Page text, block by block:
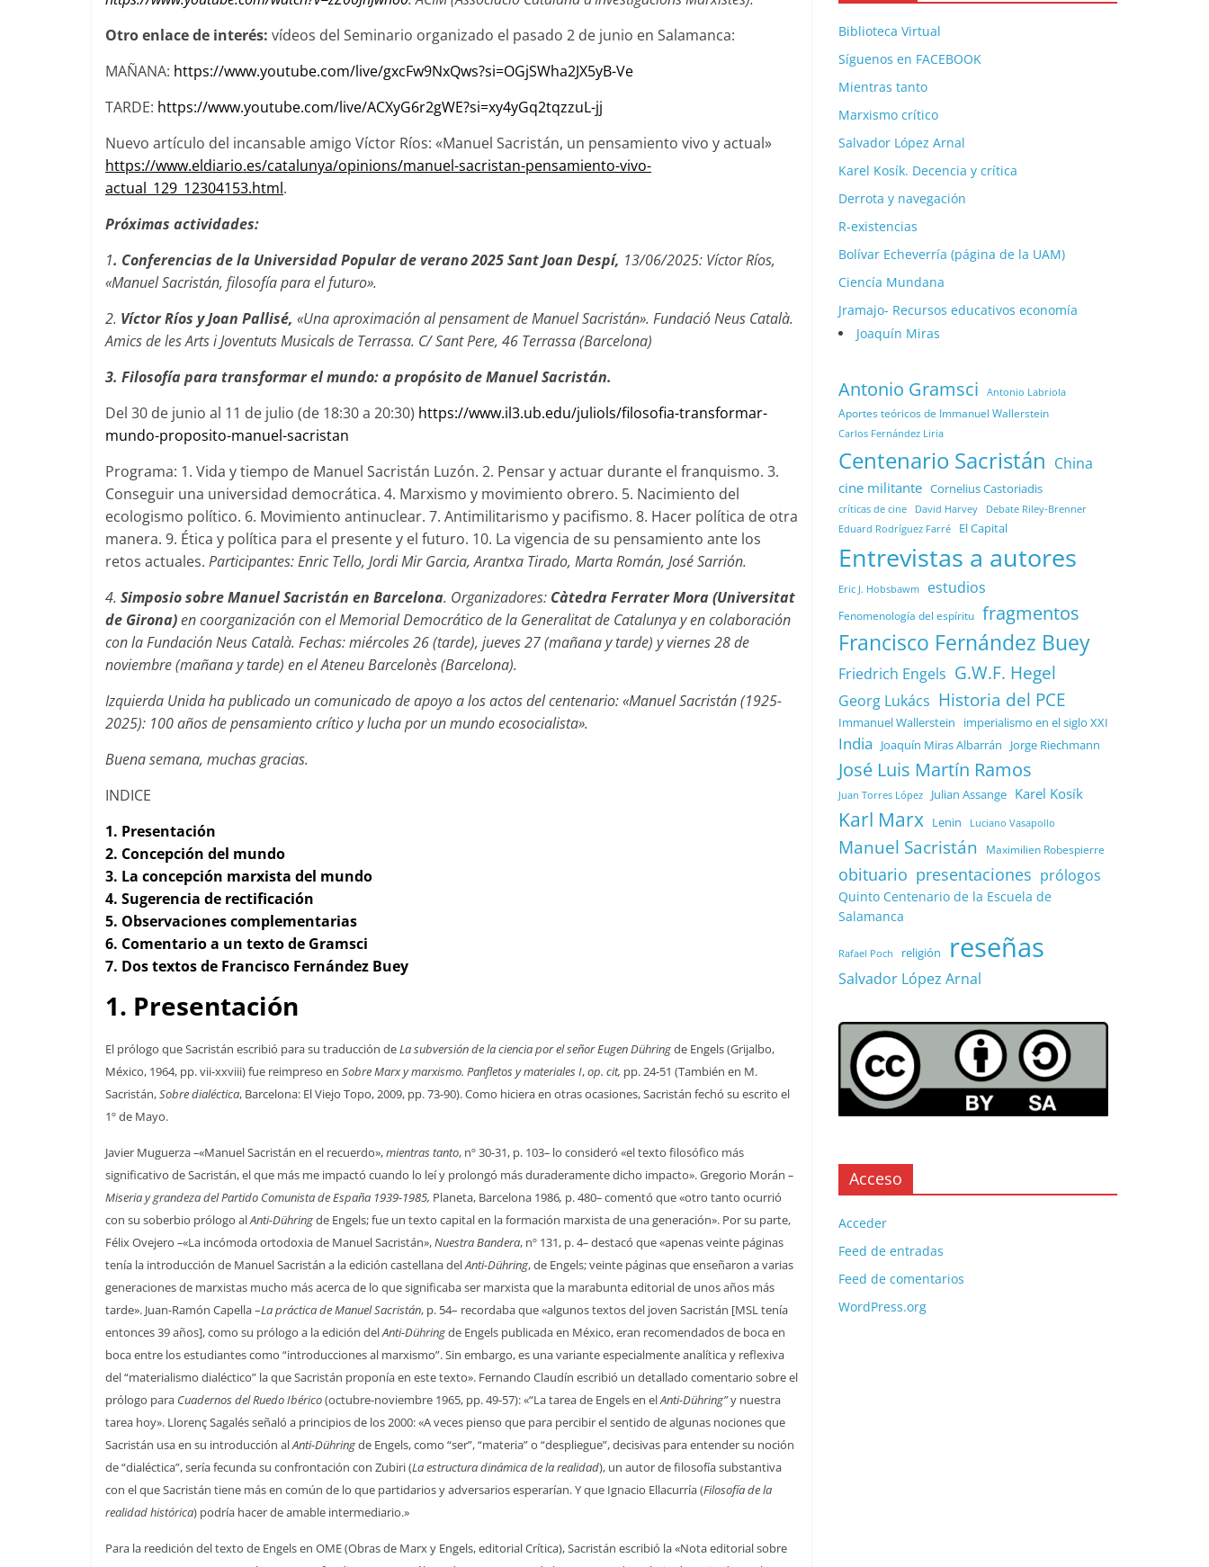
Otro enlace de interés: vídeos del Seminario organizado el pasado 2 de junio en Salamanca:
MAÑANA: https://www.youtube.com/live/gxcFw9NxQws?si=OGjSWha2JX5yB-Ve
TARDE: https://www.youtube.com/live/ACXyG6r2gWE?si=xy4yGq2tqzzuL-jj
Nuevo artículo del incansable amigo Víctor Ríos: «Manuel Sacristán, un pensamiento vivo y actual»
https://www.eldiario.es/catalunya/opinions/manuel-sacristan-pensamiento-vivo-
actual_129_12304153.html.
Próximas actividades:
1. Conferencias de la Universidad Popular de verano 2025 Sant Joan Despí, 13/06/2025: Víctor Ríos,
«Manuel Sacristán, filosofía para el futuro».
2. Víctor Ríos y Joan Pallisé, «Una aproximación al pensament de Manuel Sacristán». Fundació Neus Català.
Amics de les Arts i Joventuts Musicals de Terrassa. C/ Sant Pere, 46 Terrassa (Barcelona)
3. Filosofía para transformar el mundo: a propósito de Manuel Sacristán.
Del 30 de junio al 11 de julio (de 18:30 a 20:30) https://www.il3.ub.edu/juliols/filosofia-transformar-
mundo-proposito-manuel-sacristan
Programa: 1. Vida y tiempo de Manuel Sacristán Luzón. 2. Pensar y actuar durante el franquismo. 3.
Conseguir una universidad democrática. 4. Marxismo y movimiento obrero. 5. Nacimiento del
ecologismo político. 6. Movimiento antinuclear. 7. Antimilitarismo y pacifismo. 8. Hacer política de otra
manera. 9. Ética y política para el presente y el futuro. 10. La vigencia de su pensamiento ante los
retos actuales. Participantes: Enric Tello, Jordi Mir Garcia, Arantxa Tirado, Marta Román, José Sarrión.
4. Simposio sobre Manuel Sacristán en Barcelona. Organizadores: Càtedra Ferrater Mora (Universitat
de Girona)en coorganización con el Memorial Democrático de la Generalitat de Catalunya y en colaboración
con la Fundación Neus Català. Fechas: miércoles 26 (tarde), jueves 27 (mañana y tarde) y viernes 28 de
noviembre (mañana y tarde) en el Ateneu Barcelonès (Barcelona).
Izquierda Unida ha publicado un comunicado de apoyo a los actos del centenario: «Manuel Sacristán (1925-
2025): 100 años de pensamiento crítico y lucha por un mundo ecosocialista».
Buena semana, muchas gracias.
INDICE
1. Presentación
2. Concepción del mundo
3. La concepción marxista del mundo
4. Sugerencia de rectificación
5. Observaciones complementarias
6. Comentario a un texto de Gramsci
7. Dos textos de Francisco Fernández Buey
1. Presentación
El prólogo que Sacristán escribió para su traducción deLa subversión de la ciencia por el señor Eugen Dühringde Engels (Grijalbo,
México, 1964, pp. vii-xxviii) fue reimpreso en Sobre Marx y marxismo. Panfletos y materiales I,op. cit, pp. 24-51 (También en M.
Sacristán,Sobre dialéctica, Barcelona: El Viejo Topo, 2009, pp. 73-90). Como hiciera en otras ocasiones, Sacristán fechó su escrito el
1º de Mayo.
Javier Muguerza–«Manuel Sacristán en el recuerdo»,mientras tanto, nº 30-31, p. 103– lo consideró «el texto filosófico más
significativo de Sacristán, el que más me impactó cuando lo leí y prolongó más duraderamente dicho impacto». Gregorio Morán –
Miseria y grandeza del Partido Comunista de España 1939-1985, Planeta, Barcelona 1986, p. 480–comentó que «otro tanto ocurrió
con su soberbio prólogo alAnti-Dühringde Engels; fue un texto capital en la formación marxista de una generación». Por su parte,
Félix Ovejero –«La incómoda ortodoxia de Manuel Sacristán»,Nuestra Bandera, nº 131, p. 4–destacó que «apenas veinte páginas
tenía la introducción de Manuel Sacristán a la edición castellana delAnti-Dühring, de Engels; veinte páginas que enseñaron a varias
generaciones de marxistas mucho más acerca de lo que significaba ser marxista que la marabunta editorial de unos años más
tarde». Juan-Ramón Capella –La práctica de Manuel Sacristán, p. 54– recordaba que «algunos textos del joven Sacristán [MSL tenía
entonces 39 años], como su prólogo a la edición delAnti-Dühringde Engels publicada en México, eran recomendados de boca en
boca entre los estudiantes como “introducciones al marxismo”. Sin embargo, es una variante especialmente analítica y reflexiva
del “materialismo dialéctico” la que Sacristán proponía en este texto». Fernando Claudín escribió un detallado comentario sobre el
prólogo para Cuadernos del Ruedo Ibérico(octubre-noviembre 1965, pp. 49-57): «“La tarea de Engels en elAnti-Dühring”y nuestra
tarea hoy». Llorenç Sagalés señaló a principios de los 2000: «A veces pienso que para percibir el sentido de algunas nociones que
Sacristán usa en su introducción alAnti-Dühringde Engels, como “ser”, “materia” o “despliegue”, decisivas para entender su noción
de “dialéctica”, sería fecunda su confrontación con Zubiri (La estructura dinámica de la realidad), un autor de filosofía substantiva
con el que Sacristán tiene más en común de lo que partidarios y adversarios esperarían. Y que Ignacio Ellacurría (Filosofía de la
realidad histórica) podría hacer de amable intermediario.»
Para la reedición del texto de Engels en OME (Obras de Marx y Engels, editorial Crítica), Sacristán escribió la «Nota editorial sobre
Biblioteca Virtual
Síguenos en FACEBOOK
Mientras tanto
Marxismo crítico
Salvador López Arnal
Karel Kosík. Decencia y crítica
Derrota y navegación
R-existencias
Bolívar Echeverría (página de la UAM)
Ciencía Mundana
Jramajo- Recursos educativos economía
Joaquín Miras
Antonio Gramsci Antonio Labriola
Aportes teóricos de Immanuel Wallerstein
Carlos Fernández Liria
Centenario Sacristán China
cine militante Cornelius Castoriadis
críticas de cine David Harvey Debate Riley-Brenner
Eduard Rodríguez Farré El Capital
Entrevistas a autores
Eric J. Hobsbawm estudios
Fenomenología del espíritu fragmentos
Francisco Fernández Buey
Friedrich Engels G.W.F. Hegel
Georg Lukács Historia del PCE
Immanuel Wallerstein imperialismo en el siglo XXI
India Joaquín Miras Albarrán Jorge Riechmann
José Luis Martín Ramos
Juan Torres López Julian Assange Karel Kosík
Karl Marx Lenin Luciano Vasapollo
Manuel Sacristán Maximilien Robespierre
obituario presentaciones prólogos
Quinto Centenario de la Escuela de
Salamanca
Rafael Poch religión reseñas
Salvador López Arnal
Acceso
Acceder
Feed de entradas
Feed de comentarios
WordPress.org